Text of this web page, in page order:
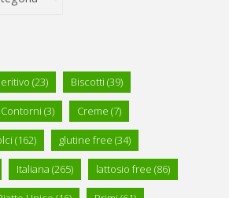
(23) Biscotti (39)
Contorni (3) Creme (7)
(162) glutine free (34)
Italiana (265) lattosio free (86)